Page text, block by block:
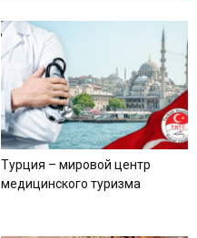
Турция – мировой центр
медицинского туризма